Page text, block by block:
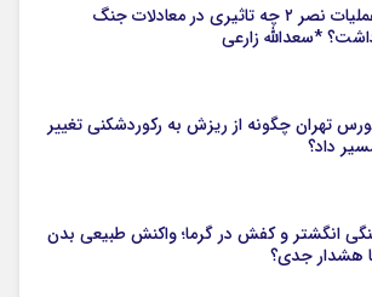
عملیات نصر ۲ چه تاثیری در معادلات جنگ
*سعدالله زارعی
تهران چگونه از ریزش به رکوردشکنی تغییر
داد؟
انگشتر و کفش در گرما؛ واکنش طبیعی بدن
هشدار جدی؟